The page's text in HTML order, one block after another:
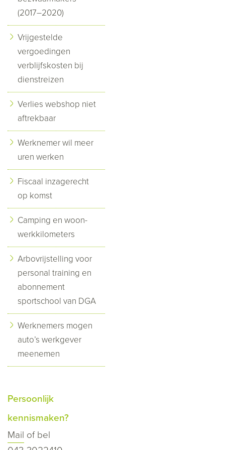
(2017–2020)
Vrijgestelde
vergoedingen
verblijfskosten bij
dienstreizen
Verlies webshop niet
aftrekbaar
Werknemer wil meer
uren werken
Fiscaal inzagerecht
op komst
Camping en woon-
werkkilometers
Arbovrijstelling voor
personal training en
abonnement
sportschool van DGA
Werknemers mogen
auto’s werkgever
meenemen
Persoonlijk
kennismaken?
Mail of bel